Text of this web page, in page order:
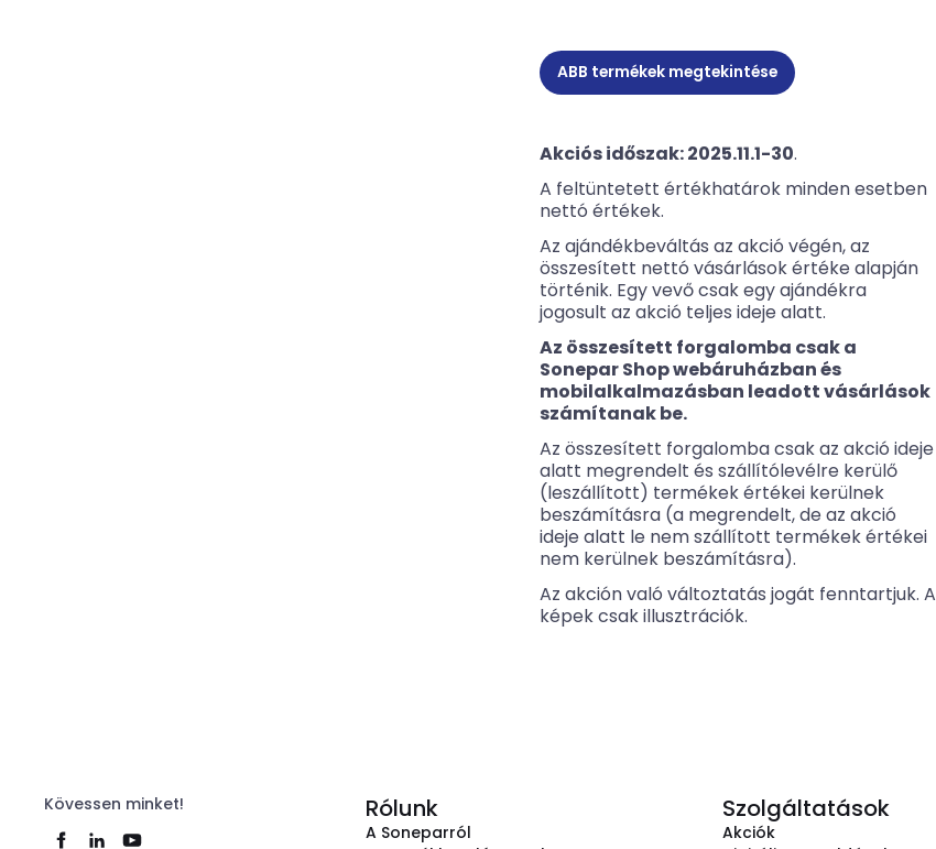
ABB termékek megtekintése
Akciós időszak: 2025.11.1-30.
A feltüntetett értékhatárok minden esetben
nettó értékek.
Az ajándékbeváltás az akció végén, az
összesített nettó vásárlások értéke alapján
történik. Egy vevő csak egy ajándékra
jogosult az akció teljes ideje alatt.
Az összesített forgalomba csak a
Sonepar Shop webáruházban és
mobilalkalmazásban leadott vásárlások
számítanak be.
Az összesített forgalomba csak az akció ideje
alatt megrendelt és szállítólevélre kerülő
(leszállított) termékek értékei kerülnek
beszámításra (a megrendelt, de az akció
ideje alatt le nem szállított termékek értékei
nem kerülnek beszámításra).
Az akción való változtatás jogát fenntartjuk. A
képek csak illusztrációk.
Kövessen minket! Rólunk
A Soneparról
Szolgáltatások
Akciók